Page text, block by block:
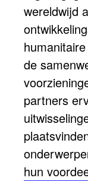
wereldwijd
de
partners
hun